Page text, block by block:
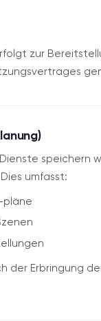
zur
speichern
umfasst:
pläne
der Erbringung